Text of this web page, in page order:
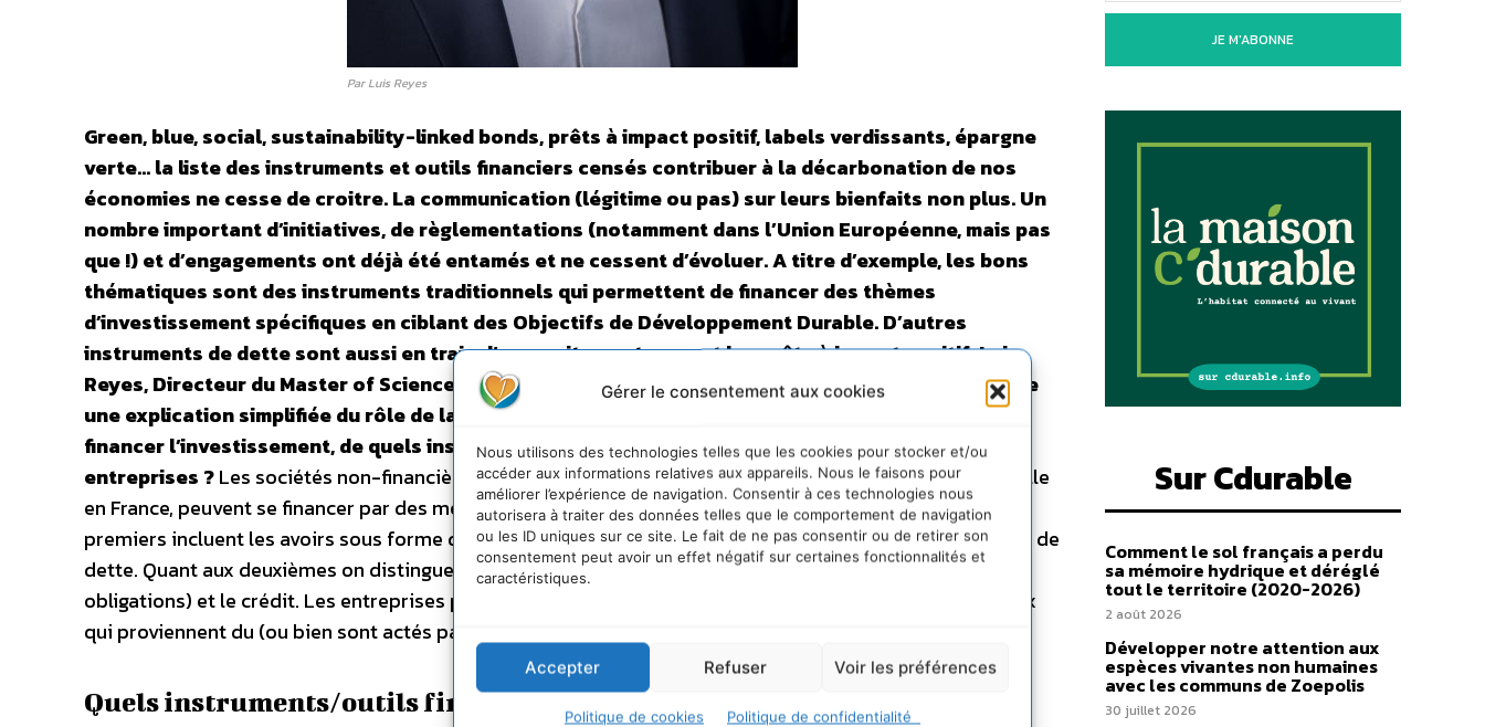
Gérer le consentement aux cookies
Nous utilisons des technologies telles que les cookies pour stocker et/ou
accéder aux informations relatives aux appareils. Nous le faisons pour
améliorer l’expérience de navigation. Consentir à ces technologies nous
autorisera à traiter des données telles que le comportement de navigation
ou les ID uniques sur ce site. Le fait de ne pas consentir ou de retirer son
consentement peut avoir un effet négatif sur certaines fonctionnalités et
caractéristiques.
Accepter Refuser Voir les préférences
Politique de cookies Politique de confidentialité
Par Luis Reyes
Green, blue, social, sustainability-linked bonds, prêts à impact positif, labels verdissants, épargne
verte… la liste des instruments et outils financiers censés contribuer à la décarbonation de nos
économies ne cesse de croitre. La communication (légitime ou pas) sur leurs bienfaits non plus. Un
nombre important d’initiatives, de règlementations (notamment dans l’Union Européenne, mais pas
que !) et d’engagements ont déjà été entamés et ne cessent d’évoluer. A titre d’exemple, les bons
thématiques sont des instruments traditionnels qui permettent de financer des thèmes
d’investissement spécifiques en ciblant des Objectifs de Développement Durable. D’autres
instruments de dette sont aussi en train d’apparaitre, notamment les prêts à impact positif. Luis
Reyes, Directeur du Master of Science en Sustainable Finance de KEDGE Business School propose
une explication simplifiée du rôle de la finance dans la transition bas carbone.
Lorsqu’il s’agit de
financer l’investissement, de quels instruments financiers traditionnels peuvent disposer les
entreprises ?Les sociétés non-financières privées, qui fournissent la moitié de la valeur ajoutée annuelle
en France, peuvent se financer par des moyens provenant du secteur privé ou bien du secteur public. Les
premiers incluent les avoirs sous forme de dépôt, d’émission d’actions ou bien à travers des instruments de
dette. Quant aux deuxièmes on distingue deux grands groupes : les titres de créance (qui incluent les
obligations) et le crédit. Les entreprises peuvent aussi recevoir des subventions ou des avantages fiscaux
qui proviennent du (ou bien sont actés par le) secteur public.
Quels instruments/outils financiers peuvent contribuer à la
JE M'ABONNE
Sur Cdurable
Comment le sol français a perdu
sa mémoire hydrique et déréglé
tout le territoire (2020-2026)
2 août 2026
Développer notre attention aux
espèces vivantes non humaines
avec les communs de Zoepolis
30 juillet 2026